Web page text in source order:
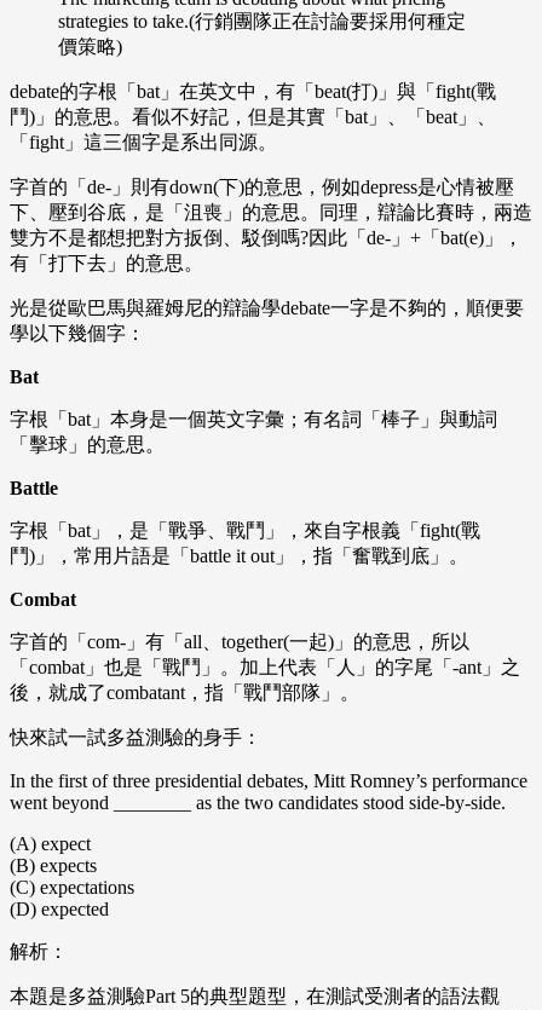
strategies to take.(行銷團隊正在討論要採用何種定
價策略)
debate的字根「bat」在英文中，有「beat(打)」與「fight(戰
鬥)」的意思。看似不好記，但是其實「bat」、「beat」、
「fight」這三個字是系出同源。
字首的「 de- 」則有down(下)的意思，例如depress是心情被壓
下、壓到谷底，是「沮喪」的意思。同理，辯論比賽時，兩造
雙方不是都想把對方扳倒、駁倒嗎?因此「 de- 」 + 「 bat(e) 」，
有「打下去」的意思。
光是從歐巴馬與羅姆尼的辯論學debate一字是不夠的，順便要
學以下幾個字：
Bat
字根「bat」本身是一個英文字彙；有名詞「棒子」與動詞
「擊球」的意思。
Battle
字根「bat」，是「戰爭、戰鬥」，來自字根義「fight(戰
鬥)」，常用片語是「battle it out」，指「奮戰到底」。
Combat
字首的「com-」有「all、together(一起)」的意思，所以
「combat」也是「戰鬥」。加上代表「人」的字尾「-ant」之
後，就成了combatant，指「戰鬥部隊」。
快來試一試多益測驗的身手：
In the first of three presidential debates, Mitt Romney’s performance
went beyond ________ as the two candidates stood side-by-side.
(A) expect
(B) expects
(C) expectations
(D) expected
解析：
本題是多益測驗Part 5的典型題型，在測試受測者的語法觀